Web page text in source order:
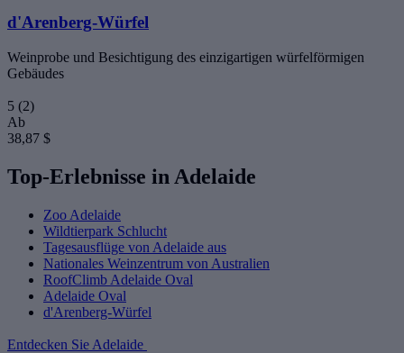
d'Arenberg-Würfel
Weinprobe und Besichtigung des einzigartigen würfelförmigen
Gebäudes
5 (2)
Ab
38,87 $
Top-Erlebnisse in Adelaide
Zoo Adelaide
Wildtierpark Schlucht
Tagesausflüge von Adelaide aus
Nationales Weinzentrum von Australien
RoofClimb Adelaide Oval
Adelaide Oval
d'Arenberg-Würfel
Entdecken Sie Adelaide